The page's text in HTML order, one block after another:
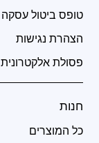
טופס ביטול עסקה
הצהרת נגישות
פסולת אלקטרונית
חנות
כל המוצרים